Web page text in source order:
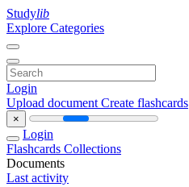
Studylib
Explore Categories
Login
Upload document Create flashcards
×
Login
Flashcards Collections
Documents
Last activity